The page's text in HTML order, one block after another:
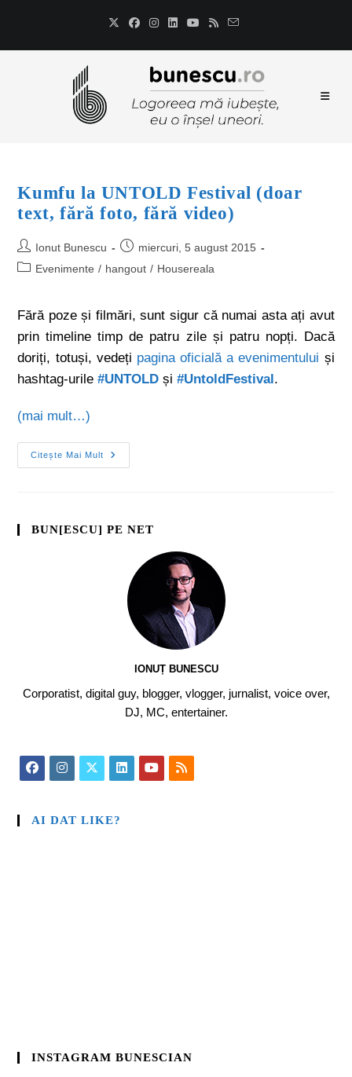
Kumfu la UNTOLD Festival (doar
text, fără foto, fără video)
Ionut Bunescu
miercuri, 5 august 2015
Evenimente / hangout / Housereala
Fără poze și filmări, sunt sigur că numai asta ați avut
prin timeline timp de patru zile și patru nopți. Dacă
doriți, totuși, vedeți pagina oficială a evenimentului și
hashtag-urile#UNTOLD și#UntoldFestival.
(mai mult…)
Citește Mai Mult
BUN[ESCU] PE NET
IONUȚ BUNESCU
Corporatist, digital guy, blogger, vlogger, jurnalist, voice over,
DJ, MC, entertainer.
AI DAT LIKE?
INSTAGRAM BUNESCIAN